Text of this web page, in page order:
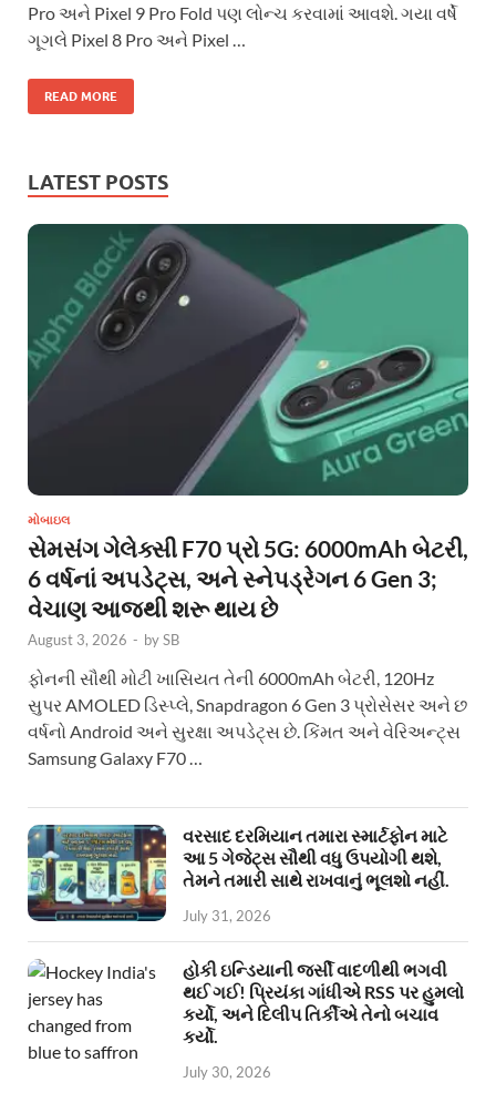
Pro અને Pixel 9 Pro Fold પણ લોન્ચ કરવામાં આવશે. ગયા વર્ષે
ગૂગલે Pixel 8 Pro અને Pixel …
READ MORE
LATEST POSTS
મોબાઇલ
સેમસંગ ગેલેક્સી F70 પ્રો 5G: 6000mAh બેટરી,
6 વર્ષનાં અપડેટ્સ, અને સ્નેપડ્રેગન 6 Gen 3;
વેચાણ આજથી શરૂ થાય છે
August 3, 2026 - bySB
ફોનની સૌથી મોટી ખાસિયત તેની 6000mAh બેટરી, 120Hz
સુપર AMOLED ડિસ્પ્લે, Snapdragon 6 Gen 3 પ્રોસેસર અને છ
વર્ષનો Android અને સુરક્ષા અપડેટ્સ છે. કિંમત અને વેરિઅન્ટ્સ
Samsung Galaxy F70 …
વરસાદ દરમિયાન તમારા સ્માર્ટફોન માટે
આ 5 ગેજેટ્સ સૌથી વધુ ઉપયોગી થશે,
તેમને તમારી સાથે રાખવાનું ભૂલશો નહીં.
July 31, 2026
હોકી ઇન્ડિયાની જર્સી વાદળીથી ભગવી
થઈ ગઈ! પ્રિયંકા ગાંધીએ RSS પર હુમલો
કર્યો, અને દિલીપ તિર્કીએ તેનો બચાવ
કર્યો.
July 30, 2026